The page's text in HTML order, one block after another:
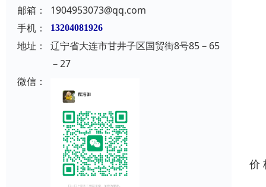
邮箱：
1904953073@qq.com
手机：
13204081926
地址：
辽宁省大连市甘井子区国贸街8号85－65
－27
微信：
价